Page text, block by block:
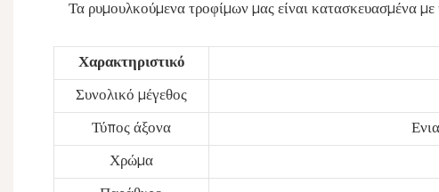
Τα ρυμουλκούμενα τροφίμων μας είναι κατασκευασμένα με
Χαρακτηριστικό
Συνολικό μέγεθος
Τύπος άξονα
Χρώμα